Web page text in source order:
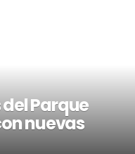
Parque
nuevas